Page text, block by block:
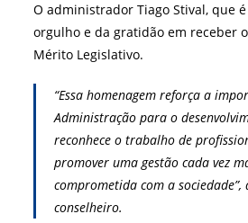
O administrador Tiago Stival, que
orgulho e da gratidão em receber
Mérito Legislativo.
“Essa homenagem reforça a
Administração para o
reconhece o trabalho de
promover uma gestão cada vez
comprometida com a
conselheiro.